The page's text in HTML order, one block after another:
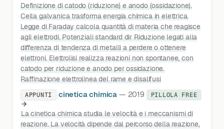
Definizione di catodo (riduzione) e anodo (ossidazione).
Cella galvanica trasforma energia chimica in elettrica.
Legge di Faraday calcola quantità di materia che reagisce
agli elettrodi. Potenziali standard dir Riduzione legati alla
differenza di tendenza di metalli a perdere o ottenere
elettroni. Elettrolisi realizza reazioni non spontanee, con
catodo per riduzione e anodo per ossidazione.
Raffinazione elettrolinea del rame e disalifusi
APPUNTI cinetica chimica — 2019 PILLOLA FREE
La cinetica chimica studia le velocità e i meccanismi di
reazione. La velocità dipende dal percorso della reazione,